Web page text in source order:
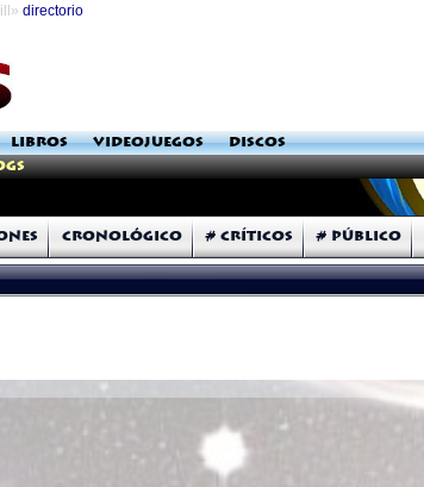
directorio
LIBROS VIDEOJUEGOS
DISCOS
Cronológico # Críticos # Público